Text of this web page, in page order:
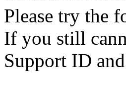
Please try the
If you still
Support ID